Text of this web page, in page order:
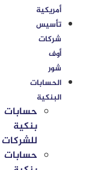
أمريكية
تأسيس
شركات
أوف
شور
الحسابات
البنكية
حسابات
بنكية
للشركات
حسابات